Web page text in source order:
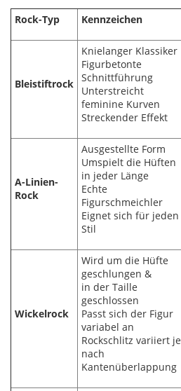
Rock-Typ Kennzeichen
Bleistiftrock
Knielanger Klassiker
Figurbetonte
Schnittführung
Unterstreicht
feminine Kurven
Streckender Effekt
A-Linien-
Rock
Ausgestellte Form
Umspielt die Hüften
in jeder Länge
Echte
Figurschmeichler
Eignet sich für jeden
Stil
Wickelrock
Wird um die Hüfte
geschlungen &
in der Taille
geschlossen
Passt sich der Figur
variabel an
Rockschlitz variiert je
nach
Kantenüberlappung